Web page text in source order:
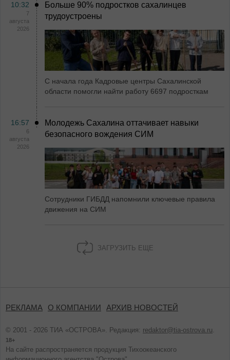
10:32
7
августа
2026
Больше 90% подростков сахалинцев
трудоустроены
С начала года Кадровые центры Сахалинской
области помогли найти работу 6697 подросткам
16:57
6
августа
2026
Молодежь Сахалина оттачивает навыки
безопасного вождения СИМ
Сотрудники ГИБДД напомнили ключевые правила
движения на СИМ
ЗАГРУЗИТЬ ЕЩЕ
РЕКЛАМА О КОМПАНИИ АРХИВ НОВОСТЕЙ
© 2001 - 2026 ТИА «ОСТРОВА». Редакция: redaktor@tia-ostrova.ru.
18+
На сайте распространяется продукция Тихоокеанского